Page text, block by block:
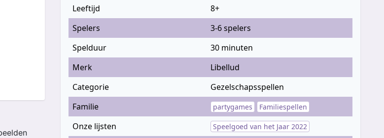
Leeftijd
8+
Spelers
3-6 spelers
Spelduur
30 minuten
Merk
Libellud
Categorie
Gezelschapsspellen
Familie
partygames Familiespellen
Onze lijsten Speelgoed van het Jaar 2022